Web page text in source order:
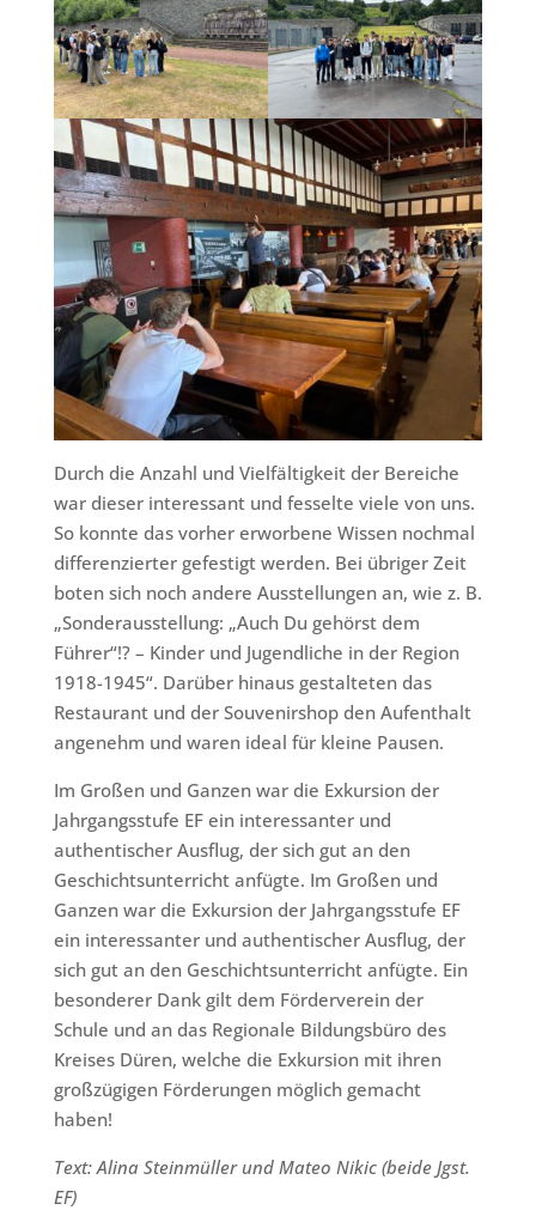
Durch die Anzahl und Vielfältigkeit der Bereiche
war dieser interessant und fesselte viele von uns.
So konnte das vorher erworbene Wissen nochmal
differenzierter gefestigt werden. Bei übriger Zeit
boten sich noch andere Ausstellungen an, wie z. B.
„Sonderausstellung: „Auch Du gehörst dem
Führer“!? – Kinder und Jugendliche in der Region
1918-1945“. Darüber hinaus gestalteten das
Restaurant und der Souvenirshop den Aufenthalt
angenehm und waren ideal für kleine Pausen.
Im Großen und Ganzen war die Exkursion der
Jahrgangsstufe EF ein interessanter und
authentischer Ausflug, der sich gut an den
Geschichtsunterricht anfügte. Im Großen und
Ganzen war die Exkursion der Jahrgangsstufe EF
ein interessanter und authentischer Ausflug, der
sich gut an den Geschichtsunterricht anfügte. Ein
besonderer Dank gilt dem Förderverein der
Schule und an das Regionale Bildungsbüro des
Kreises Düren, welche die Exkursion mit ihren
großzügigen Förderungen möglich gemacht
haben!
Text: Alina Steinmüller und Mateo Nikic (beide Jgst.
EF)